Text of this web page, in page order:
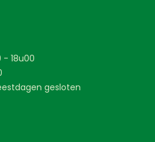
- 18u00
gesloten